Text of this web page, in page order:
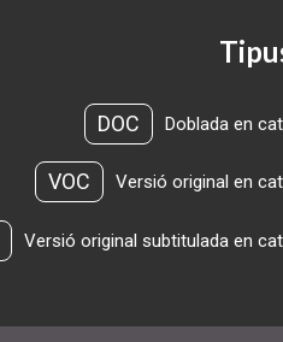
DOC Doblada en
VOC Versió original en
Versió original subtitulada en